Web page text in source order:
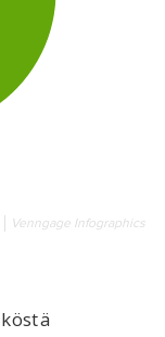
Venngage Infographics